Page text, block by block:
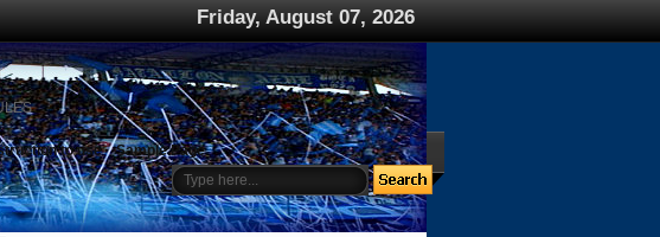
Friday, August 07, 2026
to use Sample Page